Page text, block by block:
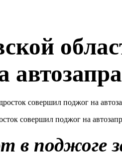
совершил поджог на
в поджоге